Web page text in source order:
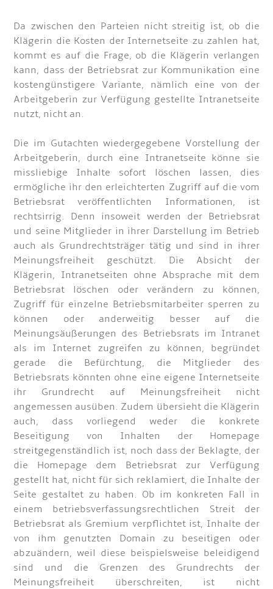
Da zwischen den Parteien nicht streitig ist, ob die
Klägerin die Kosten der Internetseite zu zahlen hat,
kommt es auf die Frage, ob die Klägerin verlangen
kann, dass der Betriebsrat zur Kommunikation eine
kostengünstigere Variante, nämlich eine von der
Arbeitgeberin zur Verfügung gestellte Intranetseite
nutzt, nicht an.
Die im Gutachten wiedergegebene Vorstellung der
Arbeitgeberin, durch eine Intranetseite könne sie
missliebige Inhalte sofort löschen lassen, dies
ermögliche ihr den erleichterten Zugriff auf die vom
Betriebsrat veröffentlichten Informationen, ist
rechtsirrig. Denn insoweit werden der Betriebsrat
und seine Mitglieder in ihrer Darstellung im Betrieb
auch als Grundrechtsträger tätig und sind in ihrer
Meinungsfreiheit geschützt. Die Absicht der
Klägerin, Intranetseiten ohne Absprache mit dem
Betriebsrat löschen oder verändern zu können,
Zugriff für einzelne Betriebsmitarbeiter sperren zu
können oder anderweitig besser auf die
Meinungsäußerungen des Betriebsrats im Intranet
als im Internet zugreifen zu können, begründet
gerade die Befürchtung, die Mitglieder des
Betriebsrats könnten ohne eine eigene Internetseite
ihr Grundrecht auf Meinungsfreiheit nicht
angemessen ausüben. Zudem übersieht die Klägerin
auch, dass vorliegend weder die konkrete
Beseitigung von Inhalten der Homepage
streitgegenständlich ist, noch dass der Beklagte, der
die Homepage dem Betriebsrat zur Verfügung
gestellt hat, nicht für sich reklamiert, die Inhalte der
Seite gestaltet zu haben. Ob im konkreten Fall in
einem betriebsverfassungsrechtlichen Streit der
Betriebsrat als Gremium verpflichtet ist, Inhalte der
von ihm genutzten Domain zu beseitigen oder
abzuändern, weil diese beispielsweise beleidigend
sind und die Grenzen des Grundrechts der
Meinungsfreiheit überschreiten, ist nicht